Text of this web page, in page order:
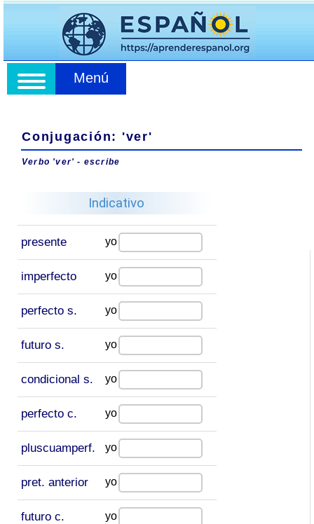
Menú
Conjugación: 'ver'
Verbo 'ver' - escribe
Indicativo
presente yo
imperfecto yo
perfecto s. yo
futuro s. yo
condicional s. yo
perfecto c. yo
pluscuamperf. yo
pret. anterior yo
futuro c. yo